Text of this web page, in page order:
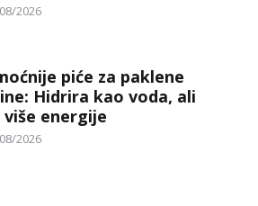
2026
piće za paklene
Hidrira kao voda, ali
više energije
2026